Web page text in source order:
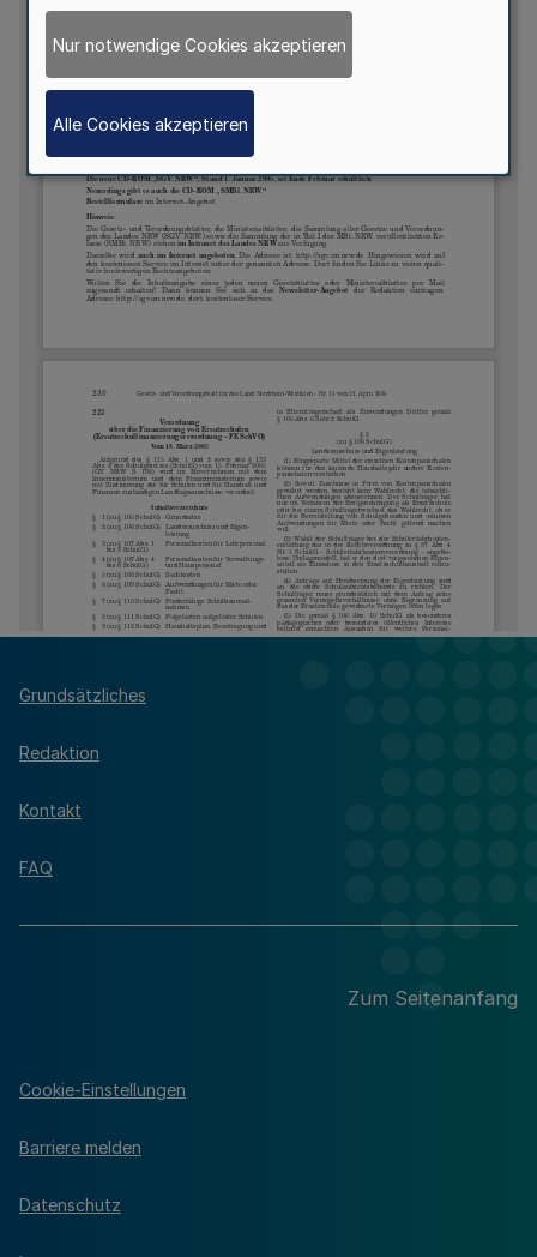
Grundsätzliches
Redaktion
Kontakt
FAQ
Zum Seitenanfang
Cookie-Einstellungen
Barriere melden
Datenschutz
Nur notwendige Cookies akzeptieren
Alle Cookies akzeptieren